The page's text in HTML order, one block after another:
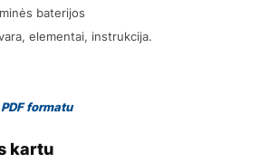
baterijos
elementai, instrukcija.
formatu
kartu